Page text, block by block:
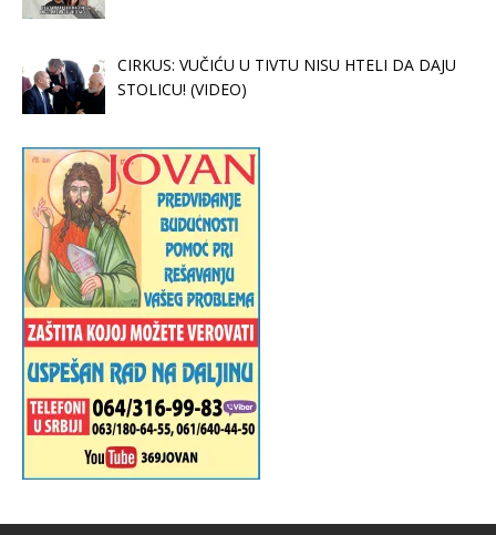
CIRKUS: VUČIĆU U TIVTU NISU HTELI DA DAJU
STOLICU! (VIDEO)